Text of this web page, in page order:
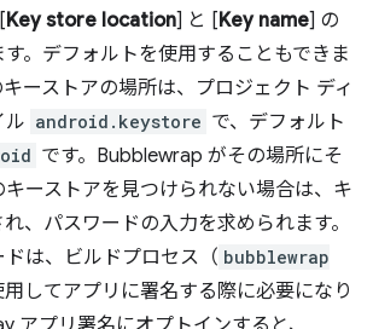
Key store location] と [Key name] の
。デフォルトを使用することもできま
ーストアの場所は、プロジェクト ディ
ル android.keystore で、デフォルト
です。Bubblewrap がその場所にそ
ーストアを見つけられない場合は、キ
、パスワードの入力を求められます。
は、ビルドプロセス（ bubblewrap
してアプリに署名する際に必要になり